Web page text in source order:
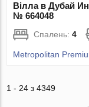
Вілла в Дубай
№ 664048
Спалень:4
Metropolitan
1 - 24 з 4349